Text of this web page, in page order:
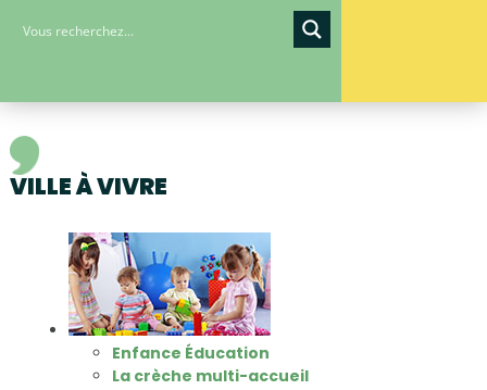
VILLE À VIVRE
Enfance Éducation
La crèche multi-accueil